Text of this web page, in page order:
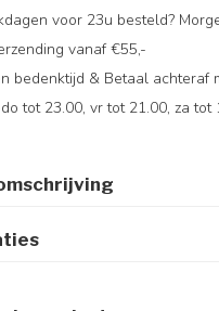
voor 23u besteld?
vanaf €55,-
bedenktijd & Betaal achteraf
tot 23.00, vr tot 21.00, za tot